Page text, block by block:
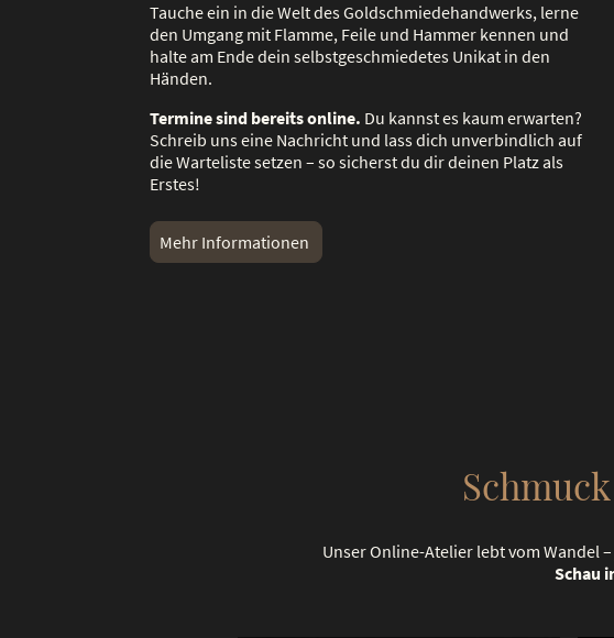
Tauche ein in die Welt des Goldschmiedehandwerks, lerne
den Umgang mit Flamme, Feile und Hammer kennen und
halte am Ende dein selbstgeschmiedetes Unikat in den
Händen.
Termine sind bereits online. Du kannst es kaum erwarten?
Schreib uns eine Nachricht und lass dich unverbindlich auf
die Warteliste setzen – so sicherst du dir deinen Platz als
Erstes!
Mehr Informationen
Unser Online-Atelier lebt vom Wandel
Schau